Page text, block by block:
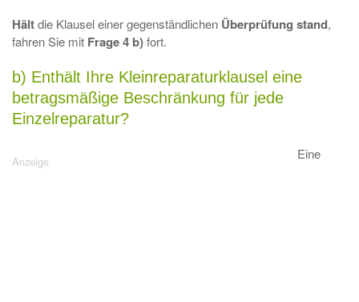
Hältdie Klausel einer gegenständlichen Überprüfung stand,
fahren Sie mit Frage 4 b)fort.
b) Enthält Ihre Kleinreparaturklausel eine
betragsmäßige Beschränkung für jede
Einzelreparatur?
Eine